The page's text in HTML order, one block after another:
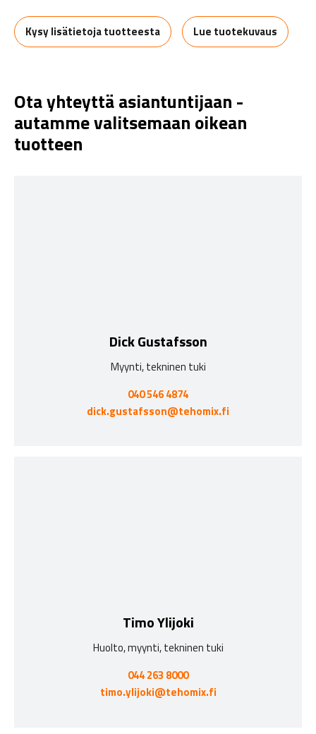
Kysy lisätietoja tuotteesta Lue tuotekuvaus
Ota yhteyttä asiantuntijaan -
autamme valitsemaan oikean
tuotteen
Dick Gustafsson
Myynti, tekninen tuki
040 546 4874
dick.gustafsson@tehomix.fi
Timo Ylijoki
Huolto, myynti, tekninen tuki
044 263 8000
timo.ylijoki@tehomix.fi